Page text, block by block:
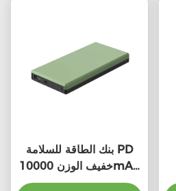
بنك الطاقة للسلامة PD
خفيف الوزن 10000mAh
شحن سريع بنك الطاقة